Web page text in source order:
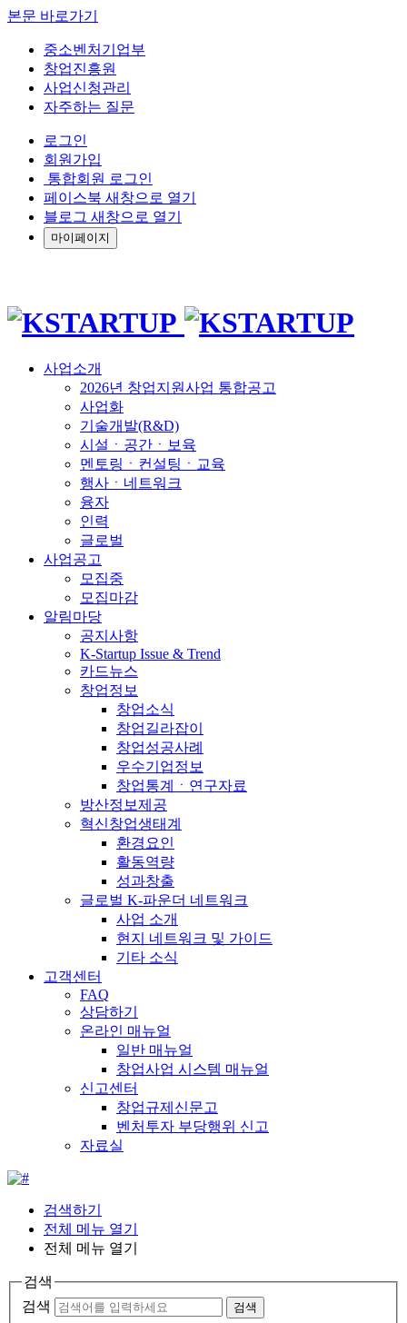
본문 바로가기
중소벤처기업부
창업진흥원
사업신청관리
자주하는 질문
로그인
회원가입
통합회원 로그인
페이스북 새창으로 열기
블로그 새창으로 열기
마이페이지
사업소개
2026년 창업지원사업 통합공고
사업화
기술개발(R&D)
시설ㆍ공간ㆍ보육
멘토링ㆍ컨설팅ㆍ교육
행사ㆍ네트워크
융자
인력
글로벌
사업공고
모집중
모집마감
알림마당
공지사항
K-Startup Issue & Trend
카드뉴스
창업정보
창업소식
창업길라잡이
창업성공사례
우수기업정보
창업통계ㆍ연구자료
방산정보제공
혁신창업생태계
환경요인
활동역량
성과창출
글로벌 K-파운더 네트워크
사업 소개
현지 네트워크 및 가이드
기타 소식
고객센터
FAQ
상담하기
온라인 매뉴얼
일반 매뉴얼
창업사업 시스템 매뉴얼
신고센터
창업규제신문고
벤처투자 부당행위 신고
자료실
검색하기
전체 메뉴 열기
전체 메뉴 열기
검색
검색
검색